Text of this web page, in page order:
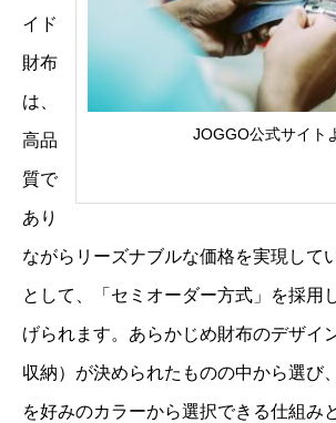
JOGGO公式サイト
イド
財布
は、
高品
質で
あり
ながらリーズナブルな価格を実現して
として、「セミオーダー方式」を採用
げられます。あらかじめ財布のデザイ
収納）が決められたものの中から選び
を好みのカラーから選択できる仕組み